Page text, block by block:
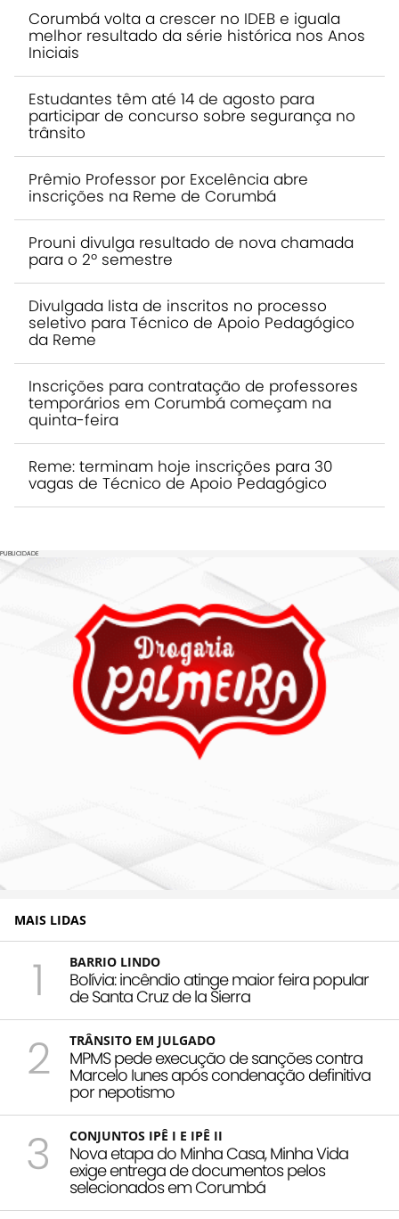
Corumbá volta a crescer no IDEB e iguala
melhor resultado da série histórica nos Anos
Iniciais
Estudantes têm até 14 de agosto para
participar de concurso sobre segurança no
trânsito
Prêmio Professor por Excelência abre
inscrições na Reme de Corumbá
Prouni divulga resultado de nova chamada
para o 2º semestre
Divulgada lista de inscritos no processo
seletivo para Técnico de Apoio Pedagógico
da Reme
Inscrições para contratação de professores
temporários em Corumbá começam na
quinta-feira
Reme: terminam hoje inscrições para 30
vagas de Técnico de Apoio Pedagógico
PUBLICIDADE
MAIS LIDAS
1 BARRIO LINDO
Bolívia: incêndio atinge maior feira popular
de Santa Cruz de la Sierra
2 TRÂNSITO EM JULGADO
MPMS pede execução de sanções contra
Marcelo Iunes após condenação definitiva
por nepotismo
3 CONJUNTOS IPÊ I E IPÊ II
Nova etapa do Minha Casa, Minha Vida
exige entrega de documentos pelos
selecionados em Corumbá